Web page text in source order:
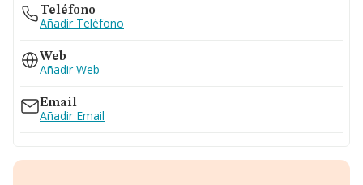
Teléfono
Añadir Teléfono
Web
Añadir Web
Email
Añadir Email